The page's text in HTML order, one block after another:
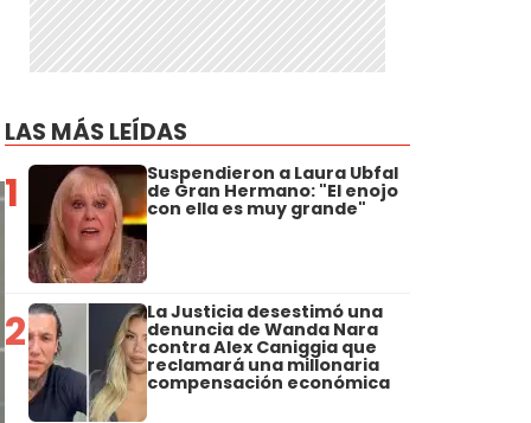
LAS MÁS LEÍDAS
1 Suspendieron a Laura Ubfal
de Gran Hermano: "El enojo
con ella es muy grande"
2 La Justicia desestimó una
denuncia de Wanda Nara
contra Alex Caniggia que
reclamará una millonaria
compensación económica